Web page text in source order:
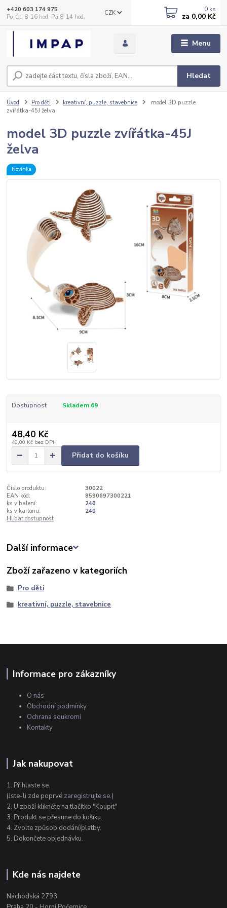
Menu
CZK
Hledat
+420 603 174 975
Po-Čt, 8-16 hod. Pá 8-14 hod.
0 ks
za 0,00 Kč
Úvod Pro děti kreativní, puzzle, stavebnice
model 3D puzzle
zvířátka-45J želva
model 3D puzzle zvířátka-45J
želva
Novinka
Dostupnost Skladem 69
48,40 Kč
40,00 Kč bez DPH
Přidat do košíku
Číslo produktu:
30022
EAN kód:
8590697300221
ks v balení:
240
ks v kartonu:
240
Hlídat dostupnost
Další informace
Zboží zařazeno v kategoriích
Pro děti
kreativní, puzzle, stavebnice
Informace pro zákazníky
O nás
Obchodní podmínky
Ochrana soukromí
Kontakty
Jak nakupovat
1. Přihlaste se.
(Jste-li zde poprvé zaregistrujte se.)
2. U zboží klikněte na tlačítko "Koupit"
3. Produkt se přesune do košíku.
4. Zvolte způsob dodání/platby.
5. Dokončete objednávku.
Kde nás najdete
Náchodská 2793